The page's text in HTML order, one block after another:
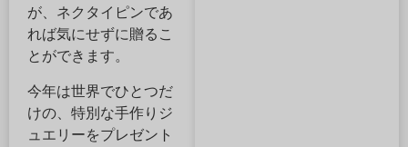
が、ネクタイピンであ
れば気にせずに贈るこ
とができます。
今年は世界でひとつだ
けの、特別な手作りジ
ュエリーをプレゼント